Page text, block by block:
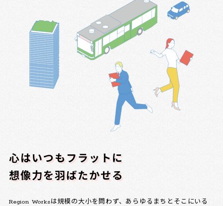
心はいつもフラットに
想像力を羽ばたかせる
Region Worksは規模の大小を問わず、あらゆるまちとそこにいる